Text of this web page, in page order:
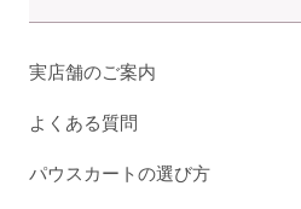
実店舗のご案内
よくある質問
パウスカートの選び方